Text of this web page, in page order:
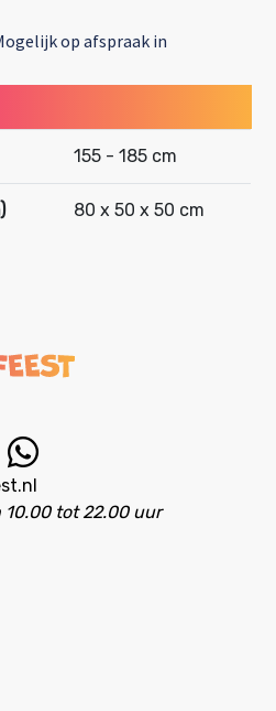
op afspraak in
155 - 185 cm
80 x 50 x 50 cm
10.00 tot 22.00 uur